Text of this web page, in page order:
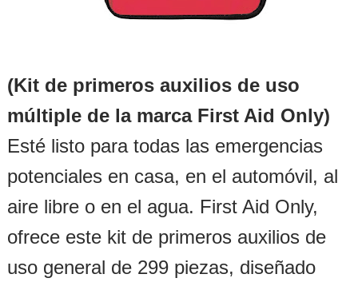
(Kit de primeros auxilios de uso
múltiple de la marca First Aid Only)
Esté listo para todas las emergencias
potenciales en casa, en el automóvil, al
aire libre o en el agua. First Aid Only,
ofrece este kit de primeros auxilios de
uso general de 299 piezas, diseñado